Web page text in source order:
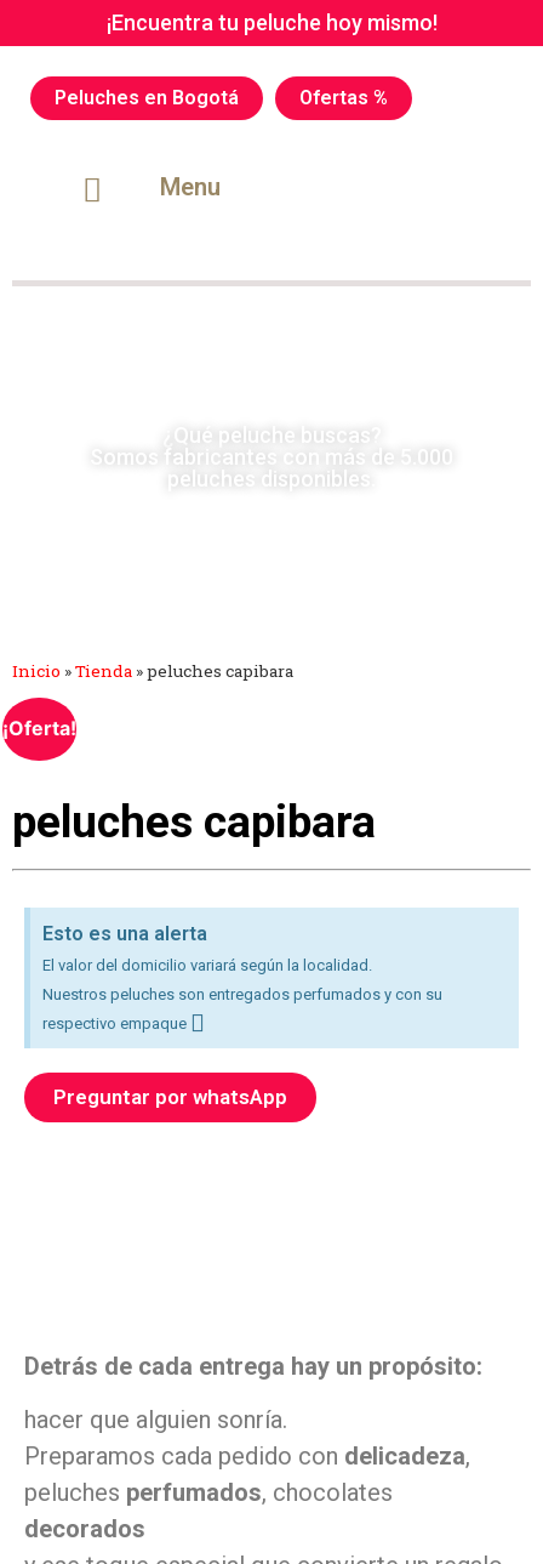
¡Encuentra tu peluche hoy mismo!
Peluches en Bogotá Ofertas %
Menu
¿Qué peluche buscas?
Somos fabricantes con más de 5.000
peluches disponibles.
Inicio »Tienda »peluches capibara
¡Oferta!
peluches capibara
Esto es una alerta
El valor del domicilio variará según la localidad.
Nuestros peluches son entregados perfumados y con su
respectivo empaque
Preguntar por whatsApp
Detrás de cada entrega hay un propósito:
hacer que alguien sonría.
Preparamos cada pedido con delicadeza,
peluches perfumados, chocolates
decorados